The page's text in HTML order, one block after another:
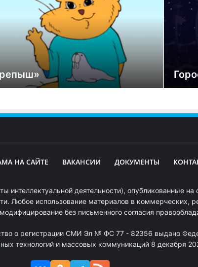
НА САЙТЕ ВАКАНСИИ ДОКУМЕНТЫ
интеллектуальной деятельности), опубликованные на
Любое использование материалов в коммерческих,
без письменного согласия
о регистрации СМИ Эл № ФС 77 - 82356 выдано
технологий и массовых коммуникаций 8 декабря